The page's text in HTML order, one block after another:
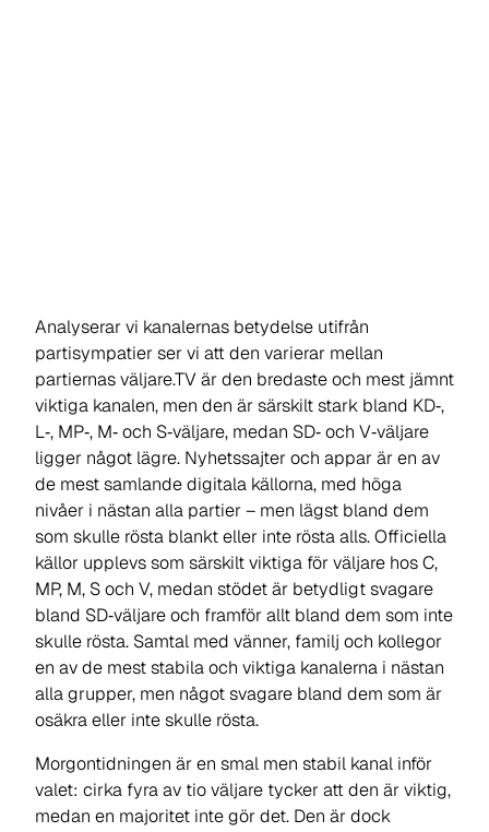
Analyserar vi kanalernas betydelse utifrån
partisympatier ser vi att den varierar mellan
partiernas väljare.TV är den bredaste och mest jämnt
viktiga kanalen, men den är särskilt stark bland KD‑,
L‑, MP‑, M‑ och S‑väljare, medan SD‑ och V‑väljare
ligger något lägre. Nyhetssajter och appar är en av
de mest samlande digitala källorna, med höga
nivåer i nästan alla partier – men lägst bland dem
som skulle rösta blankt eller inte rösta alls. Officiella
källor upplevs som särskilt viktiga för väljare hos C,
MP, M, S och V, medan stödet är betydligt svagare
bland SD‑väljare och framför allt bland dem som inte
skulle rösta. Samtal med vänner, familj och kollegor
en av de mest stabila och viktiga kanalerna i nästan
alla grupper, men något svagare bland dem som är
osäkra eller inte skulle rösta.
Morgontidningen är en smal men stabil kanal inför
valet: cirka fyra av tio väljare tycker att den är viktig,
medan en majoritet inte gör det. Den är dock